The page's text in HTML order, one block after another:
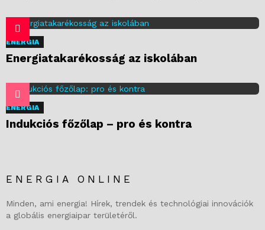
ENERGIA
Energiatakarékosság az iskolában
ENERGIA
Indukciós főzőlap – pro és kontra
ENERGIA ONLINE
Minden, ami energia! Hírek, trendek és technológiai innovációk
a globális energiaipar területéről.